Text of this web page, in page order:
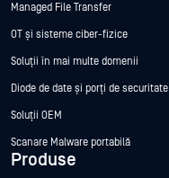
Managed File Transfer
OT și sisteme ciber-fizice
Soluții în mai multe domenii
Diode de date și porți de securitate
Soluții OEM
Scanare Malware portabilă
Produse